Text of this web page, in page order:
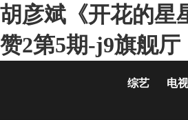
胡彦斌《开花的星
赞2第5期-j9旗舰厅
综艺 电